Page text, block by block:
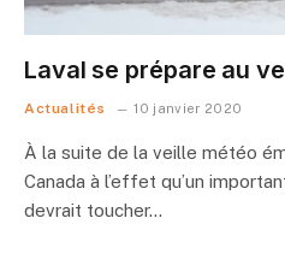
Laval se prépare au
Actualités 10 janvier 2020
À la suite de la veille météo
Canada à l’effet qu’un
devrait toucher…